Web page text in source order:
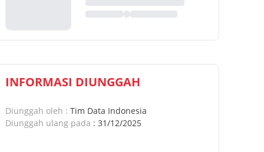
INFORMASI DIUNGGAH
Diunggah oleh : Tim Data Indonesia
Diunggah ulang pada : 31/12/2025